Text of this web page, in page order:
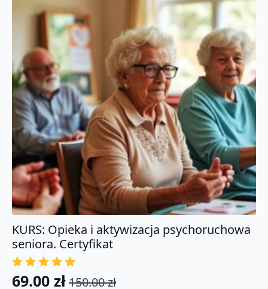
przepracować.
KURS: Opieka i aktywizacja psychoruchowa
seniora. Certyfikat
150.00zł
69.00 zł